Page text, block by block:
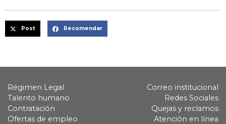
Post Recomendar
Régimen Legal
Talento humano
Contratación
Ofertas de empleo
Correo institucional
Redes Sociales
Quejas y reclamos
Atención en línea